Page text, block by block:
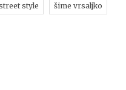
style šime vrsaljko